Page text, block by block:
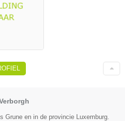
Grune en in de provincie Luxemburg.